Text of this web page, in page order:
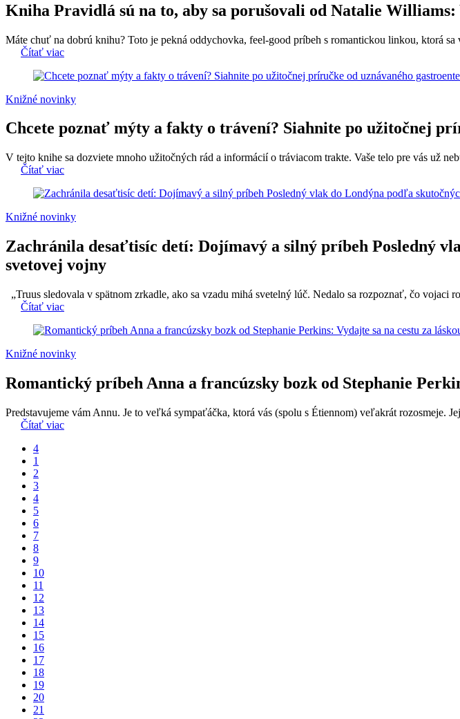
Kniha Pravidlá sú na to, aby sa porušovali od Natalie
Máte chuť na dobrú knihu? Toto je pekná oddychovka, feel-good príbeh s romantickou linkou, ktorá sa
Čítať viac
Knižné novinky
Chcete poznať mýty a fakty o trávení? Siahnite po užitočnej
V tejto knihe sa dozviete mnoho užitočných rád a informácií o tráviacom trakte. Vaše telo pre vás už
Čítať viac
Knižné novinky
Zachránila desaťtisíc detí: Dojímavý a silný príbeh Posledný
svetovej vojny
„Truus sledovala v spätnom zrkadle, ako sa vzadu mihá svetelný lúč. Nedalo sa rozpoznať, čo vojaci
Čítať viac
Knižné novinky
Romantický príbeh Anna a francúzsky bozk od Stephanie
Predstavujeme vám Annu. Je to veľká sympaťáčka, ktorá vás (spolu s Étiennom) veľakrát rozosmeje.
Čítať viac
4
1
2
3
4
5
6
7
8
9
10
11
12
13
14
15
16
17
18
19
20
21